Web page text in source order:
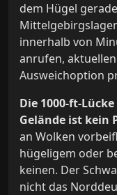
dem Hügel
innerhalb von
anrufen, aktuellen
Ausweichoption
Die 1000-ft-
Gelände ist kein
an Wolken
hügeligem oder
keinen. Der
nicht das